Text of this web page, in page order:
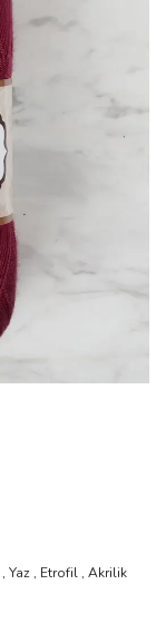
,Yaz , Etrofil,Akrilik